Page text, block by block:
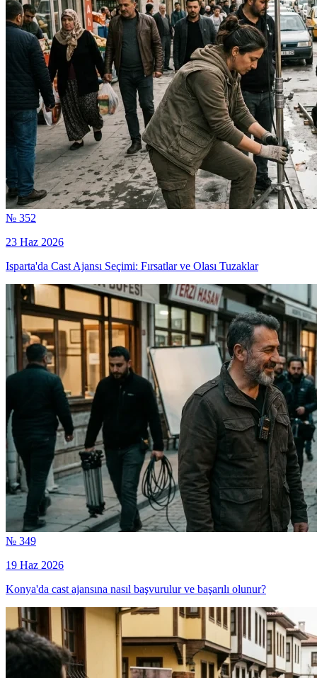
№ 352
23 Haz 2026
Isparta'da Cast Ajansı Seçimi: Fırsatlar ve Olası Tuzaklar
№ 349
19 Haz 2026
Konya'da cast ajansına nasıl başvurulur ve başarılı olunur?